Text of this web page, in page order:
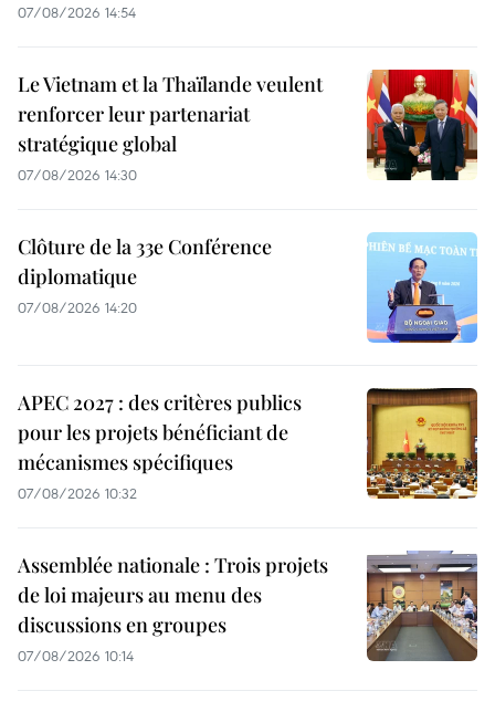
07/08/2026 14:54
Le Vietnam et la Thaïlande veulent
renforcer leur partenariat
stratégique global
07/08/2026 14:30
Clôture de la 33e Conférence
diplomatique
07/08/2026 14:20
APEC 2027 : des critères publics
pour les projets bénéficiant de
mécanismes spécifiques
07/08/2026 10:32
Assemblée nationale : Trois projets
de loi majeurs au menu des
discussions en groupes
07/08/2026 10:14